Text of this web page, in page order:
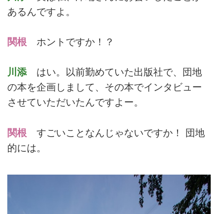
あるんですよ。
関根 ホントですか！？
川添 はい。以前勤めていた出版社で、団地
の本を企画しまして、その本でインタビュー
させていただいたんですよー。
関根 すごいことなんじゃないですか！ 団地
的には。